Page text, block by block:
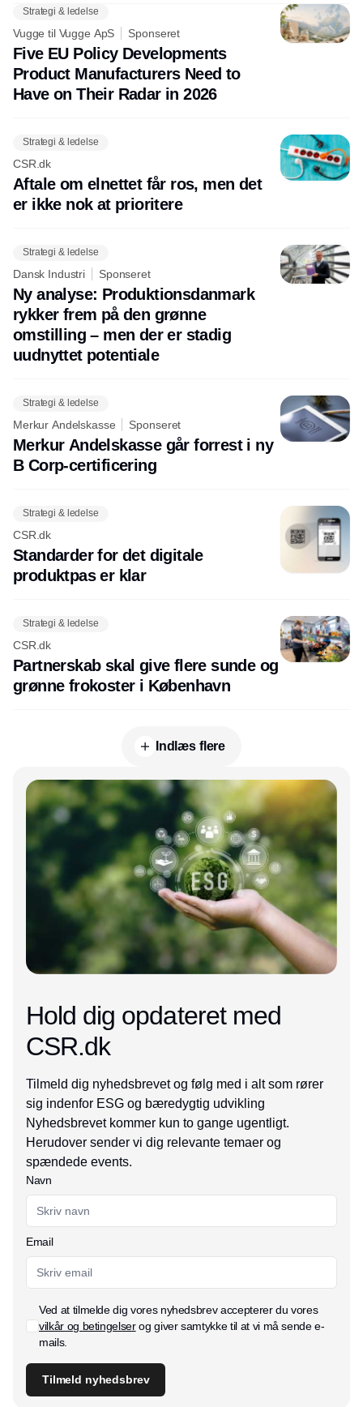
Strategi & ledelse
Vugge til Vugge ApS Sponseret
Five EU Policy Developments
Product Manufacturers Need to
Have on Their Radar in 2026
Strategi & ledelse
CSR.dk
Aftale om elnettet får ros, men det
er ikke nok at prioritere
Strategi & ledelse
Dansk Industri Sponseret
Ny analyse: Produktionsdanmark
rykker frem på den grønne
omstilling – men der er stadig
uudnyttet potentiale
Strategi & ledelse
Merkur Andelskasse Sponseret
Merkur Andelskasse går forrest i ny
B Corp-certificering
Strategi & ledelse
CSR.dk
Standarder for det digitale
produktpas er klar
Strategi & ledelse
CSR.dk
Partnerskab skal give flere sunde og
grønne frokoster i København
Indlæs flere
Annonce
Hold dig opdateret med
CSR.dk
Tilmeld dig nyhedsbrevet og følg med i alt som rører
sig indenfor ESG og bæredygtig udvikling
Nyhedsbrevet kommer kun to gange ugentligt.
Herudover sender vi dig relevante temaer og
spændede events.
Navn
Email
Ved at tilmelde dig vores nyhedsbrev accepterer du vores
vilkår og betingelserog giver samtykke til at vi må sende e-
mails.
Tilmeld nyhedsbrev